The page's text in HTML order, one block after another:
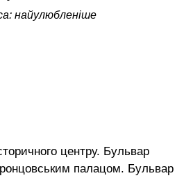
найулюбленіше
центру. Бульвар
палацом. Бульвар